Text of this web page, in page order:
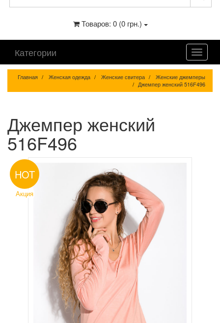
Товаров: 0 (0 грн.)
Категории
Главная Женская одежда Женские свитера
Женские джемперы
Джемпер женский 516F496
Джемпер женский
516F496
HOT
Акция